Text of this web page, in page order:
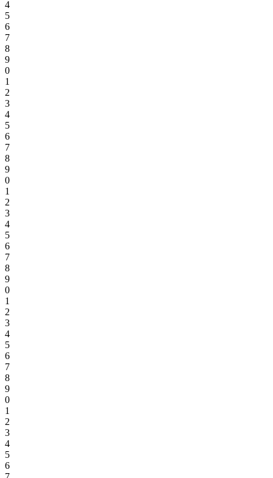
4
5
6
7
8
9
0
1
2
3
4
5
6
7
8
9
0
1
2
3
4
5
6
7
8
9
0
1
2
3
4
5
6
7
8
9
0
1
2
3
4
5
6